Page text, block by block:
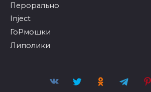
Перорально
Inject
ГоРмошки
Липолики